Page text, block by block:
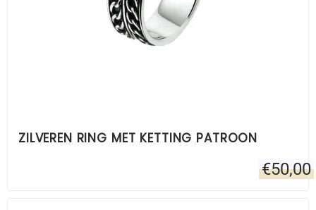
ZILVEREN RING MET KETTING PATROON
€50,00